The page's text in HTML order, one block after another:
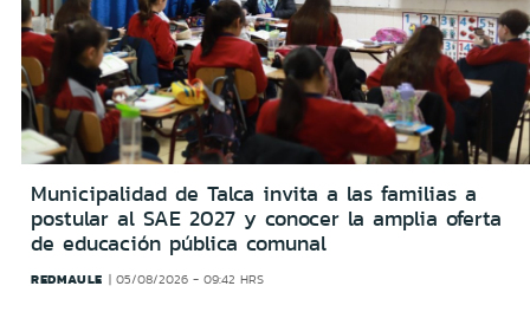
Municipalidad de Talca invita a las familias a
postular al SAE 2027 y conocer la amplia oferta
de educación pública comunal
REDMAULE 05/08/2026 - 09:42 HRS